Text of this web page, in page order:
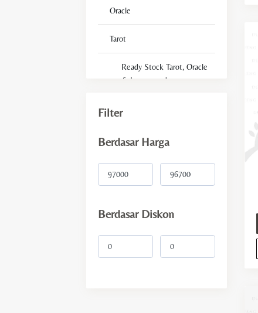
Oracle
Tarot
Ready Stock Tarot, Oracle
& Lenormand
Fengshui
Intensi
Love & Happiness
Protection & Support
Filter
Berdasar Harga
Berdasar Diskon